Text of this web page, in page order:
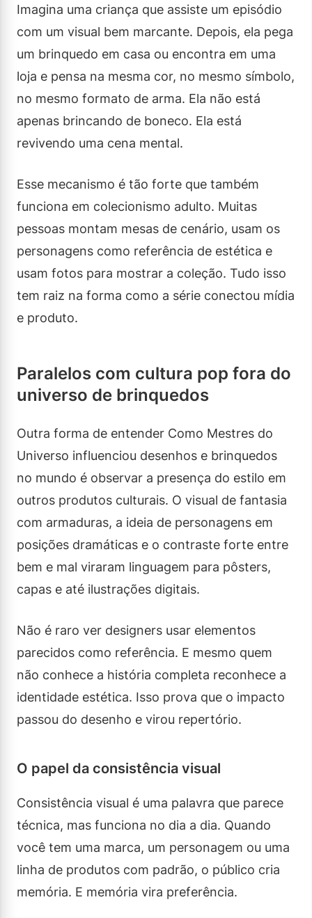
Imagina uma criança que assiste um episódio
com um visual bem marcante. Depois, ela pega
um brinquedo em casa ou encontra em uma
loja e pensa na mesma cor, no mesmo símbolo,
no mesmo formato de arma. Ela não está
apenas brincando de boneco. Ela está
revivendo uma cena mental.
Esse mecanismo é tão forte que também
funciona em colecionismo adulto. Muitas
pessoas montam mesas de cenário, usam os
personagens como referência de estética e
usam fotos para mostrar a coleção. Tudo isso
tem raiz na forma como a série conectou mídia
e produto.
Paralelos com cultura pop fora do
universo de brinquedos
Outra forma de entender Como Mestres do
Universo influenciou desenhos e brinquedos
no mundo é observar a presença do estilo em
outros produtos culturais. O visual de fantasia
com armaduras, a ideia de personagens em
posições dramáticas e o contraste forte entre
bem e mal viraram linguagem para pôsters,
capas e até ilustrações digitais.
Não é raro ver designers usar elementos
parecidos como referência. E mesmo quem
não conhece a história completa reconhece a
identidade estética. Isso prova que o impacto
passou do desenho e virou repertório.
O papel da consistência visual
Consistência visual é uma palavra que parece
técnica, mas funciona no dia a dia. Quando
você tem uma marca, um personagem ou uma
linha de produtos com padrão, o público cria
memória. E memória vira preferência.